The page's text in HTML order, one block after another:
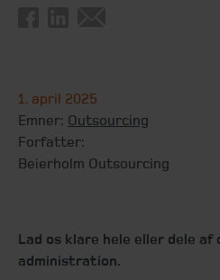
1. april 2025
Emner: Outsourcing
Forfatter:
Beierholm Outsourcing
Lad os klare hele eller dele af
administration.